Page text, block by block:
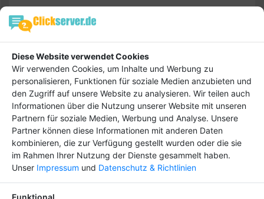
Auto & Verkehr -> Motor & Sport
Einträge :0
keine Daten
Tipp
Hebe dich ab von
Diese Website verwendet Cookies
Wir verwenden Cookies, um Inhalte und Werbung zu
personalisieren, Funktionen für soziale Medien anzubieten und
den Zugriff auf unsere Website zu analysieren. Wir teilen auch
Informationen über die Nutzung unserer Website mit unseren
Partnern für soziale Medien, Werbung und Analyse. Unsere
Partner können diese Informationen mit anderen Daten
kombinieren, die zur Verfügung gestellt wurden oder die sie
im Rahmen Ihrer Nutzung der Dienste gesammelt haben.
Unser Impressum und Datenschutz & Richtlinien
Funktional